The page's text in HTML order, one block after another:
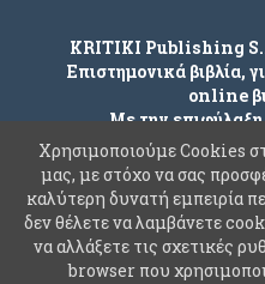
KRITIKI Publishing
Επιστημονικά βιβλία,
online
Με την
Όροι
Πολιτική Ασφαλείας
Χρησιμοποιούμε Cookies
μας, με στόχο να σας
καλύτερη δυνατή εμπειρία
δεν θέλετε να λαμβάνετε
να αλλάξετε τις σχετικές
browser που